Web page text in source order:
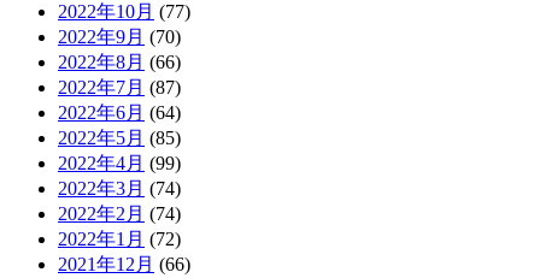
2022年10月 (77)
2022年9月 (70)
2022年8月 (66)
2022年7月 (87)
2022年6月 (64)
2022年5月 (85)
2022年4月 (99)
2022年3月 (74)
2022年2月 (74)
2022年1月 (72)
2021年12月 (66)